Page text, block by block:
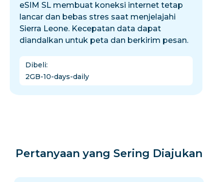
eSIM SL membuat koneksi internet tetap
lancar dan bebas stres saat menjelajahi
Sierra Leone. Kecepatan data dapat
diandalkan untuk peta dan berkirim pesan.
Dibeli:
2GB-10-days-daily
Pertanyaan yang Sering Diajukan